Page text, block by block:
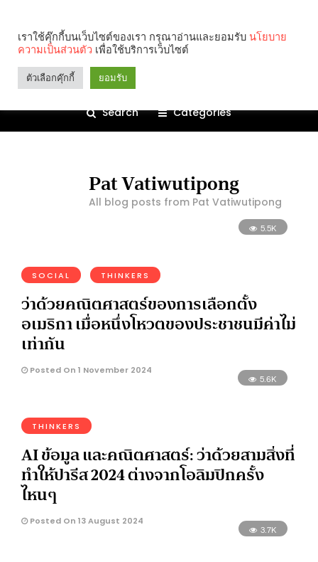
Search Categories
Pat Vatiwutipong
All blog posts from Pat Vatiwutipong
5.5K
SOCIAL THINKERS
ว่าด้วยคณิตศาสตร์ของการเลือกตั้ง
อเมริกา เมื่อหนึ่งโหวตของประชาชนมีค่าไม่
เท่ากัน
Posted On 1 November 2024
5.6K
THINKERS
AI ข้อมูล และคณิตศาสตร์: ว่าด้วยสามสิ่งที่
ทำให้ปารีส 2024 ต่างจากโอลิมปิกครั้ง
ไหนๆ
Posted On 13 August 2024
3.7K
เราใช้คุ๊กกี้บนเว็บไซต์ของเรา กรุณาอ่านและยอมรับ นโยบาย
ความเป็นส่วนตัว เพื่อใช้บริการเว็บไซต์
ตัวเลือกคุ๊กกี้ ยอมรับ